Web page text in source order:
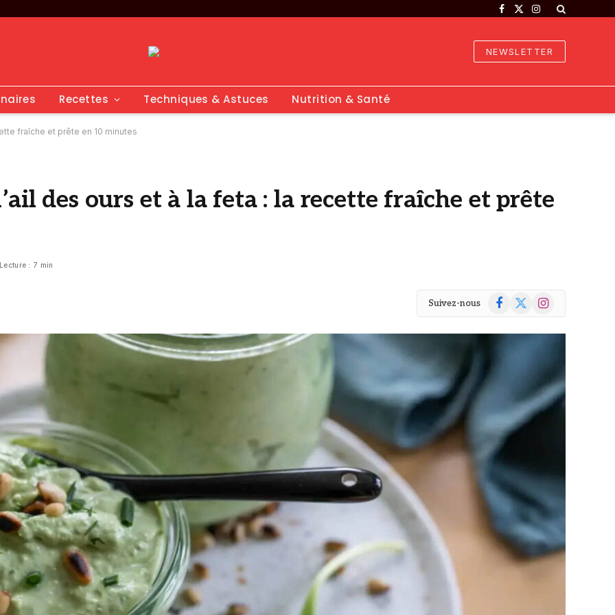
Facebook
X
Instagram
NEWSLETTER
Recettes Techniques & Astuces Nutrition & Santé
fraîche et prête en 10 minutes
des ours et à la feta : la recette fraîche et prête
Lecture : 7 min
Suivez-nous Facebook
X
Instagram